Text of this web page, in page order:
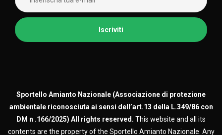
Sportello Amianto Nazionale (Associazione di protezione
ambientale riconosciuta ai sensi dell’art.13 della L.349/86 con
DM n .166/2025) All rights reserved. This website and all its
contents are the property of the Sportello Amianto Nazionale. Any